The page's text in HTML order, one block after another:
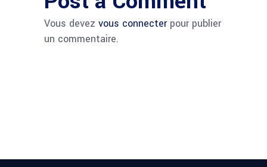
Vous devez vous connecterpour publier
un commentaire.